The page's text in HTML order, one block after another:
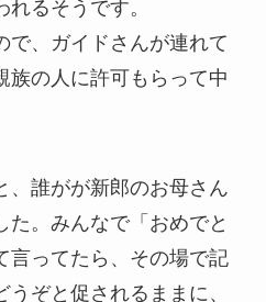
るそうです。
で、ガイドさんが連れて
族の人に許可もらって中
、誰がが新郎のお母さん
た。みんなで「おめでと
言ってたら、その場で記
ぞと促されるままに、